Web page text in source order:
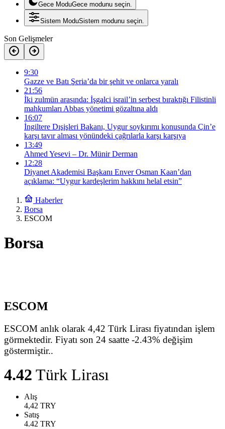
Gece ModuGece modunu seçin.
Sistem ModuSistem modunu seçin.
Son Gelişmeler
9:30
Gazze ve Batı Şeria’da bir şehit ve onlarca yaralı
21:56
İki zulmün arasında: İşgalci israil’in serbest bıraktığı Filistinli
mahkumları Abbas yönetimi gözaltına aldı
16:07
İngiltere Dışişleri Bakanı, Uygur soykırımı konusunda Çin’e
karşı tavır alması yönündeki çağrılarla karşı karşıya
13:49
Ahmed Yesevi – Dr. Münir Derman
12:28
Diyanet Akademisi Başkanı Enver Osman Kaan’dan
açıklama: “Uygur kardeşlerim hakkını helal etsin”
Haberler
Borsa
ESCOM
Borsa
ESCOM
ESCOM anlık olarak 4,42 Türk Lirası fiyatından işlem
görmektedir. Fiyatı son 24 saatte -2.43% değişim
göstermiştir..
4.42 Türk Lirası
Alış
4,42 TRY
Satış
4.42 TRY